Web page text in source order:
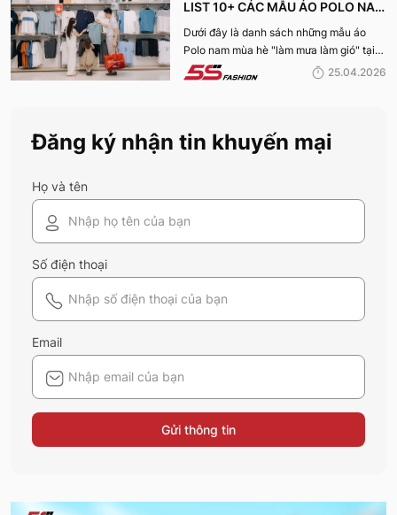
LIST 10+ CÁC MẪU ÁO POLO NAM
MÙA HÈ BÁN CHẠY NHẤT CỦA 5S
FASHION 2026
Dưới đây là danh sách những mẫu áo
Polo nam mùa hè "làm mưa làm gió" tại
hệ thống 5S Fashion mà bất kỳ quý ông
25.04.2026
Đăng ký nhận tin khuyến mại
Họ và tên
Số điện thoại
Email
Gửi thông tin